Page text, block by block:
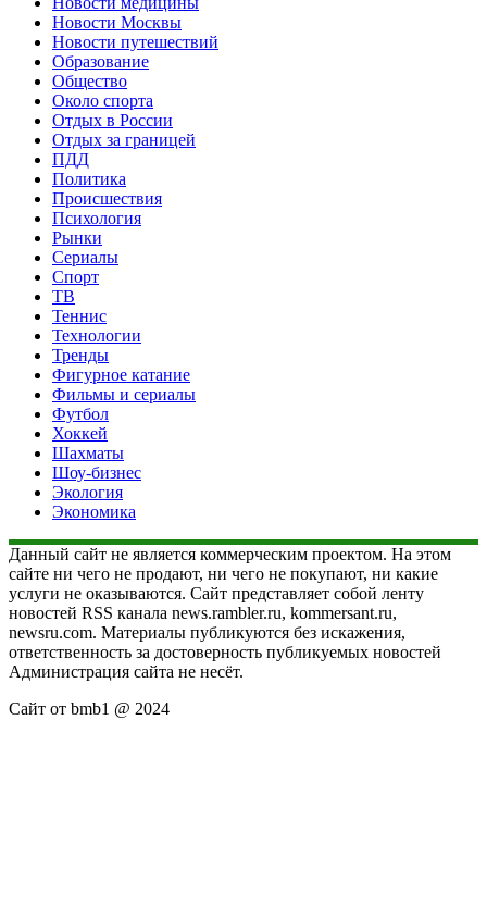
Новости Москвы
Новости путешествий
Образование
Общество
Около спорта
Отдых в России
Отдых за границей
ПДД
Политика
Происшествия
Психология
Рынки
Сериалы
Спорт
ТВ
Теннис
Технологии
Тренды
Фигурное катание
Фильмы и сериалы
Футбол
Хоккей
Шахматы
Шоу-бизнес
Экология
Экономика
Данный сайт не является коммерческим проектом. На этом
сайте ни чего не продают, ни чего не покупают, ни какие
услуги не оказываются. Сайт представляет собой ленту
новостей RSS канала news.rambler.ru, kommersant.ru,
newsru.com. Материалы публикуются без искажения,
ответственность за достоверность публикуемых новостей
Администрация сайта не несёт.
Сайт от bmb1 @ 2024